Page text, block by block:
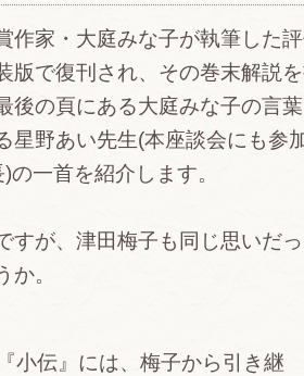
作家・大庭みな子が執筆した
版で復刊され、その巻末解説
後の頁にある大庭みな子の言葉
星野あい先生(本座談会にも参
の一首を紹介します。
すが、津田梅子も同じ思いだ
か。
小伝』には、梅子から引き継